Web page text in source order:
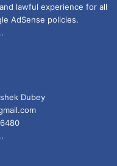
lawful experience for all
AdSense policies.
Dubey